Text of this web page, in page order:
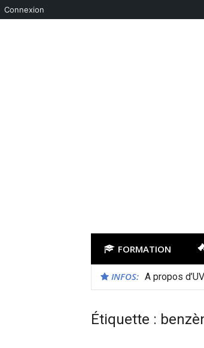
Connexion
FORMATION
INFOS: A propos
Étiquette :